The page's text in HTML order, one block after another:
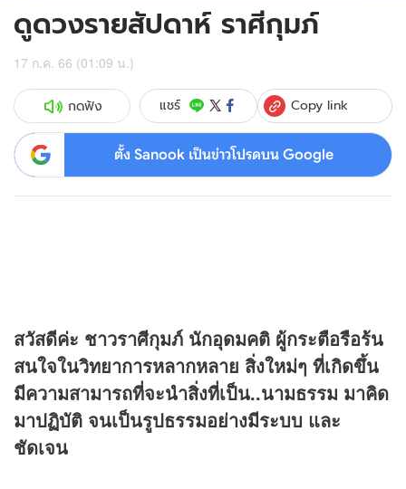
ดูดวงรายสัปดาห์ ราศีกุมภ์
17 ก.ค. 66 (01:09 น.)
กดฟัง แชร์ Copy link
ตั้ง Sanook เป็นข่าวโปรดบน Google
สวัสดีค่ะ ชาวราศีกุมภ์ นักอุดมคติ ผู้กระตือรือร้น
สนใจในวิทยาการหลากหลาย สิ่งใหม่ๆ ที่เกิดขึ้น
มีความสามารถที่จะนำสิ่งที่เป็น..นามธรรม มาคิด
มาปฏิบัติ จนเป็นรูปธรรมอย่างมีระบบ และ
ชัดเจน